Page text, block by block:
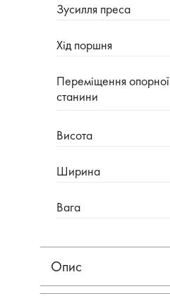
Зусилля преса
Хід поршня
Переміщення опорної
станини
Висота
Ширина
Вага
Опис